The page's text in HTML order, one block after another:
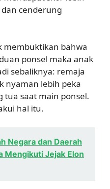
cenderung
membuktikan bahwa
ponsel maka anak
sebaliknya: remaja
nyaman lebih peka
tua saat main ponsel.
hal itu.
Negara dan Daerah
Mengikuti Jejak Elon